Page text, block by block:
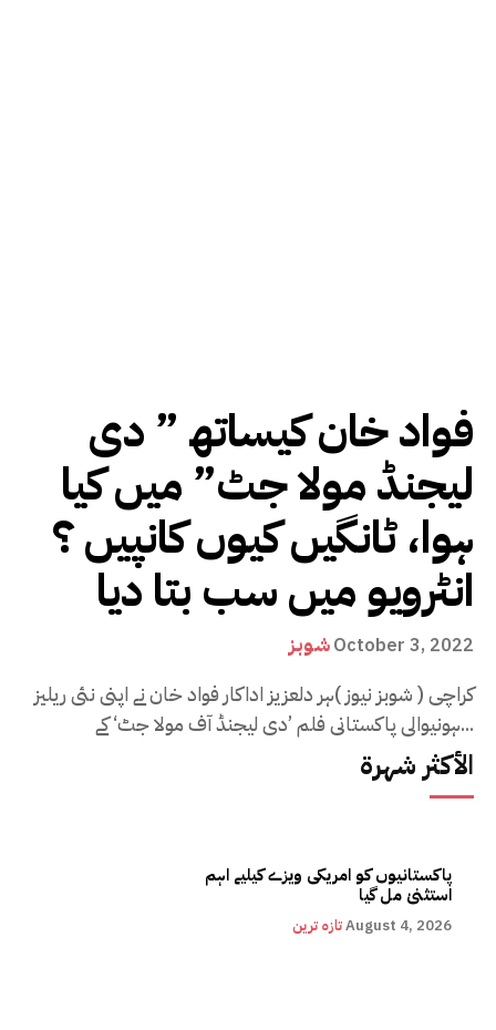
فواد خان کیساتھ ” دی
لیجنڈ مولا جٹ” میں کیا
ہوا، ٹانگیں کیوں کانپیں ؟
انٹرویو میں سب بتا دیا
شوبزOctober 3, 2022
کراچی ( شوبز نیوز )ہر دلعزیز اداکار فواد خان نے اپنی نئی ریلیز
ہونیوالی پاکستانی فلم ’دی لیجنڈ آف مولا جٹ‘ کے...
الأكثر شهرة
پاکستانیوں کو امریکی ویزے کیلیے اہم
استثنیٰ مل گیا
تازہ ترینAugust 4, 2026